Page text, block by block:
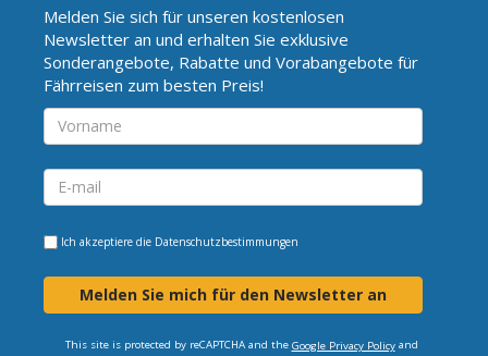
Melden Sie sich für unseren kostenlosen
Newsletter an und erhalten Sie exklusive
Sonderangebote, Rabatte und Vorabangebote für
Fährreisen zum besten Preis!
Ich akzeptiere die Datenschutzbestimmungen
Melden Sie mich für den Newsletter an
This site is protected by reCAPTCHA and the Google Privacy Policyand